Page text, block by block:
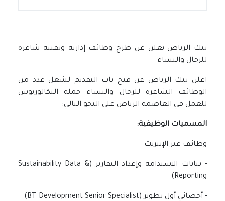
بنك الرياض يعلن عن طرح وظائف إدارية وتقنية شاغرة
للرجال والنساء
اعلن بنك الرياض عن فتح باب التقديم لشغل عدد من
الوظائف الشاغرة للرجال والنساء حملة البكالوريوس
للعمل في العاصمة الرياض على النحو التالي:
المسميات الوظيفية:
وظائف عبر الإنترنت
- بيانات الاستدامة وإعداد التقارير (Sustainability Data &
Reporting)
- أخصائي أول تطوير (BT Development Senior Specialist)